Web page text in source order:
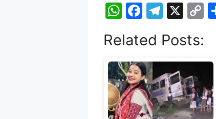
W
at
s
A
p
p
F
c
e
b
o
o
T
e
gr
a
m
X
C
y
n
k
Related Posts: